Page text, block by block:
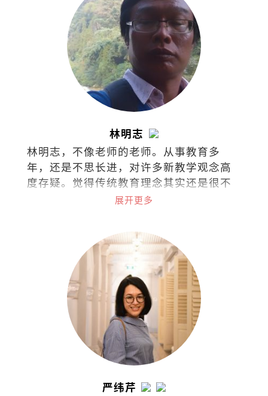
林明志
林明志，不像老师的老师。从事教育多
年，还是不思长进，对许多新教学观念高
度存疑。觉得传统教育理念其实还是很不
错，至少老师还是老师，学生还是学生。
展开更多
严纬芹